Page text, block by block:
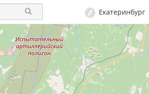
Екатеринбург